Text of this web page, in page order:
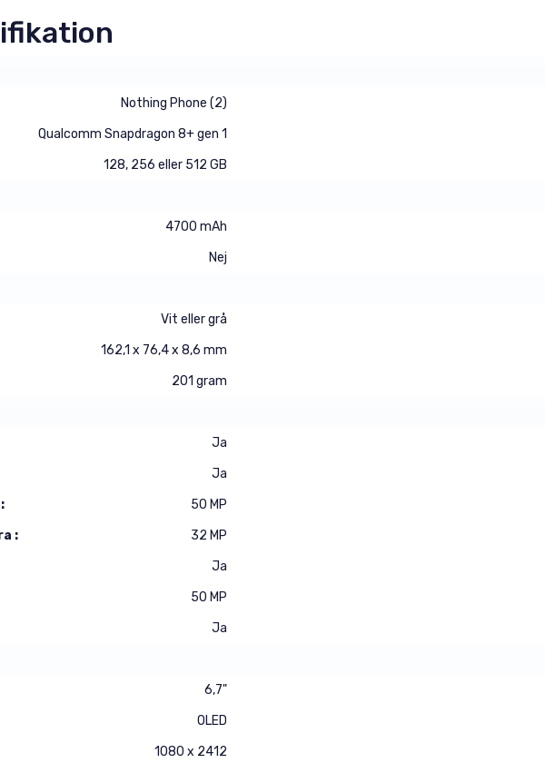
Nothing Phone (2)
Qualcomm Snapdragon 8+ gen 1
128, 256 eller 512 GB
4700 mAh
Nej
Vit eller grå
162,1 x 76,4 x 8,6 mm
201 gram
Ja
Ja
50 MP
:
32 MP
Ja
50 MP
Ja
6,7"
OLED
1080 x 2412